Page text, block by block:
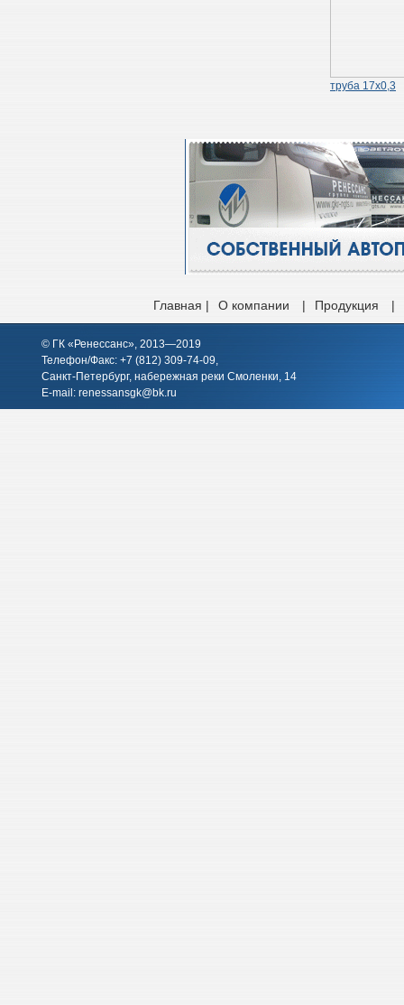
труба 17х0,3
Главная | О компании | Продукция |
© ГК «Ренессанс», 2013—2019
Телефон/Факс: +7 (812) 309-74-09,
Санкт-Петербург, набережная реки Смоленки, 14
E-mail: renessansgk@bk.ru